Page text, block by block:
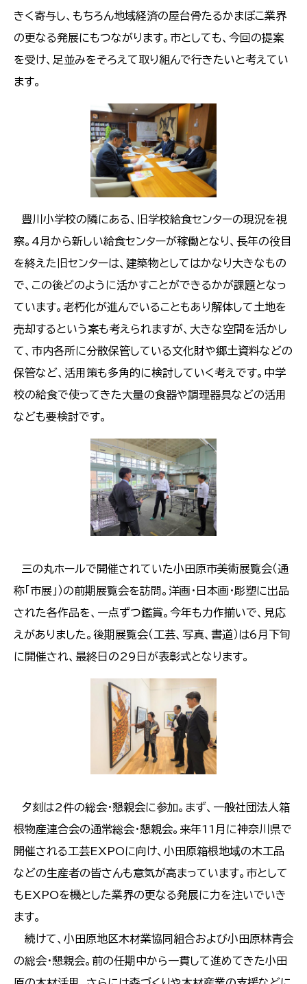
きく寄与し、もちろん地域経済の屋台骨たるかまぼこ業界
の更なる発展にもつながります。市としても、今回の提案
を受け、足並みをそろえて取り組んで行きたいと考えてい
ます。
豊川小学校の隣にある、旧学校給食センターの現況を視
察。4月から新しい給食センターが稼働となり、長年の役目
を終えた旧センターは、建築物としてはかなり大きなもの
で、この後どのように活かすことができるかが課題となっ
ています。老朽化が進んでいることもあり解体して土地を
売却するという案も考えられますが、大きな空間を活かし
て、市内各所に分散保管している文化財や郷土資料などの
保管など、活用策も多角的に検討していく考えです。中学
校の給食で使ってきた大量の食器や調理器具などの活用
なども要検討です。
三の丸ホールで開催されていた小田原市美術展覧会（通
称「市展」）の前期展覧会を訪問。洋画・日本画・彫塑に出品
された各作品を、一点ずつ鑑賞。今年も力作揃いで、見応
えがありました。後期展覧会（工芸、写真、書道）は6月下旬
に開催され、最終日の29日が表彰式となります。
夕刻は2件の総会・懇親会に参加。まず、一般社団法人箱
根物産連合会の通常総会・懇親会。来年11月に神奈川県で
開催される工芸EXPOに向け、小田原箱根地域の木工品
などの生産者の皆さんも意気が高まっています。市として
もEXPOを機とした業界の更なる発展に力を注いでいき
ます。
​​​​​​​ 続けて、小田原地区木材業協同組合および小田原林青会
の総会・懇親会。前の任期中から一貫して進めてきた小田